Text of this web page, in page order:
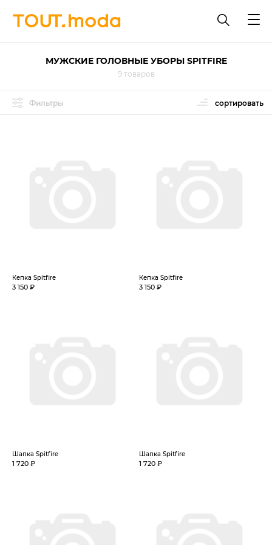
МУЖСКИЕ ГОЛОВНЫЕ УБОРЫ SPITFIRE
9 товаров
Фильтры сортировать
Кепка Spitfire
3 150 ₽
Кепка Spitfire
3 150 ₽
Шапка Spitfire
1 720 ₽
Шапка Spitfire
1 720 ₽